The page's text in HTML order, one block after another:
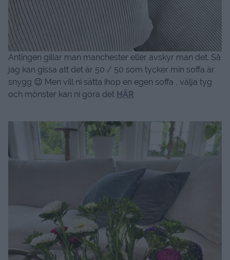
Antingen gillar man manchester eller avskyr man det. Så
jag kan gissa att det är 50 / 50 som tycker min soffa är
snygg 😉 Men vill ni sätta ihop en egen soffa , välja tyg
och mönster kan ni göra det HÄR